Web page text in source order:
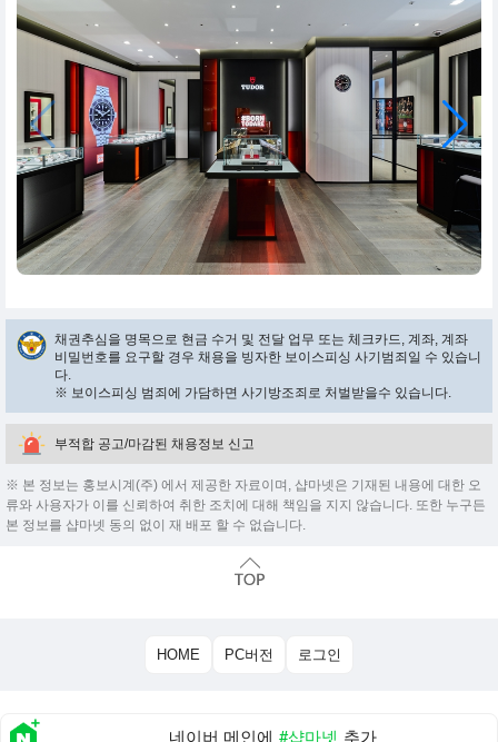
채권추심을 명목으로 현금 수거 및 전달 업무 또는 체크카드, 계좌, 계좌
비밀번호를 요구할 경우 채용을 빙자한 보이스피싱 사기범죄일 수 있습니
다.
※ 보이스피싱 범죄에 가담하면 사기방조죄로 처벌받을수 있습니다.
부적합 공고/마감된 채용정보 신고
※ 본 정보는 홍보시계(주) 에서 제공한 자료이며, 샵마넷은 기재된 내용에 대한 오
류와 사용자가 이를 신뢰하여 취한 조치에 대해 책임을 지지 않습니다. 또한 누구든
본 정보를 샵마넷 동의 없이 재 배포 할 수 없습니다.
HOME PC버전 로그인
네이버 메인에 #샵마넷 추가